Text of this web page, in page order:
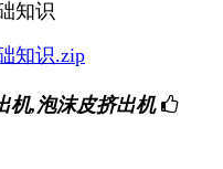
知识
知识.zip
机,泡沫皮挤出机